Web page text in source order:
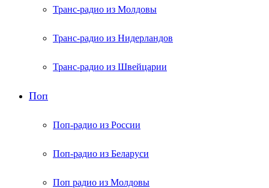
Транс-радио из Молдовы
Транс-радио из Нидерландов
Транс-радио из Швейцарии
Поп
Поп-радио из России
Поп-радио из Беларуси
Поп радио из Молдовы